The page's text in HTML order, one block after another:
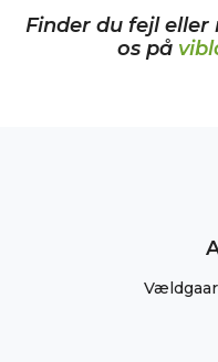
Finder du fejl
os på